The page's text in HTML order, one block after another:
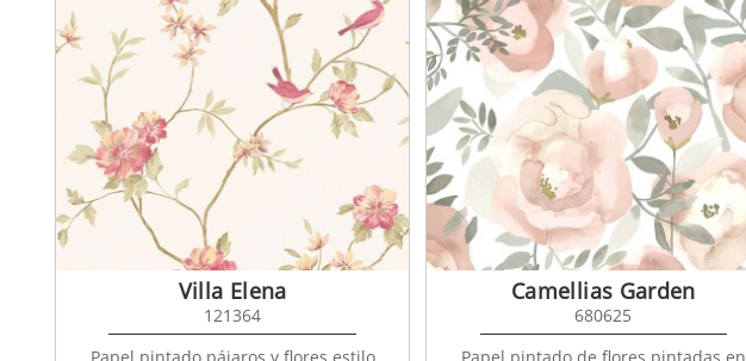
Villa Elena
121364
Camellias Garden
680625